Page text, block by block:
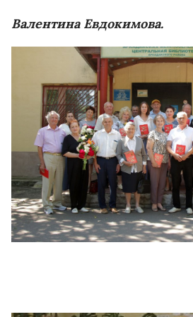
Валентина Евдокимова.